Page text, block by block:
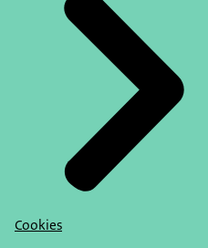
Cookies